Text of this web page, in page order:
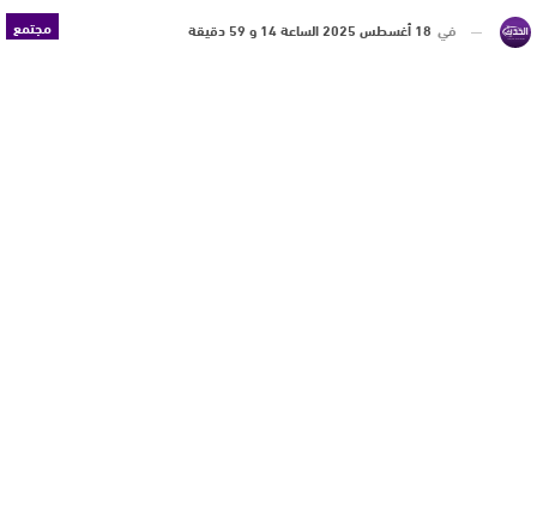
مجتمع في 18 أغسطس 2025 الساعة 14 و 59 دقيقة